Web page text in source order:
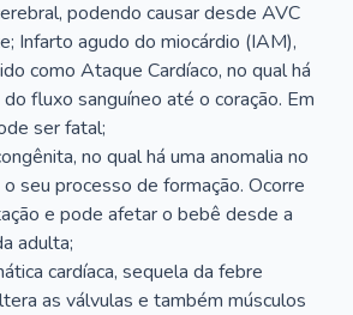
podendo causar desde AVC
Infarto agudo do miocárdio (IAM),
como Ataque Cardíaco, no qual há
fluxo sanguíneo até o coração. Em
ser fatal;
no qual há uma anomalia no
seu processo de formação. Ocorre
e pode afetar o bebê desde a
adulta;
cardíaca, sequela da febre
as válvulas e também músculos